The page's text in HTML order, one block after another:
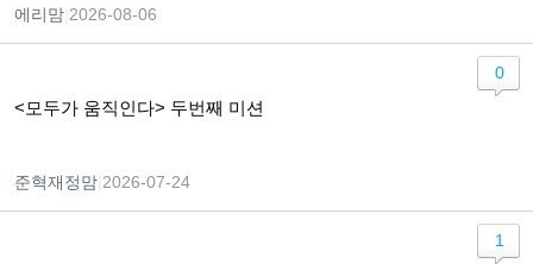
에리맘 2026-08-06
<모두가 움직인다> 두번째 미션
준혁재정맘 2026-07-24
0
1